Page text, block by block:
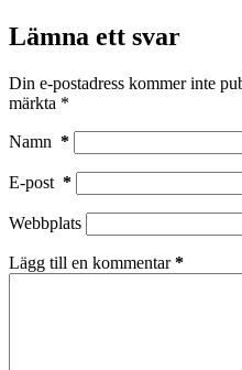
Lämna ett svar
Din e-postadress kommer inte
märkta *
Namn *
E-post *
Webbplats
Lägg till en kommentar*